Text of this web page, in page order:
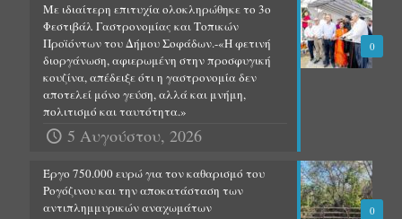
0
Με ιδιαίτερη επιτυχία ολοκληρώθηκε το 3ο
Φεστιβάλ Γαστρονομίας και Τοπικών
Προϊόντων του Δήμου Σοφάδων.-«Η φετινή
διοργάνωση, αφιερωμένη στην προσφυγική
κουζίνα, απέδειξε ότι η γαστρονομία δεν
αποτελεί μόνο γεύση, αλλά και μνήμη,
πολιτισμό και ταυτότητα.»
5 Αυγούστου, 2026
0
Έργο 750.000 ευρώ για τον καθαρισμό του
Ρογόζινου και την αποκατάσταση των
αντιπλημμυρικών αναχωμάτων